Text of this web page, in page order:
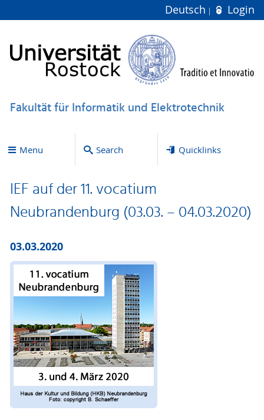
Deutsch Login
Fakultät für Informatik und Elektrotechnik
Menu Search Quicklinks
IEF auf der 11. vocatium
Neubrandenburg (03.03. – 04.03.2020)
03.03.2020